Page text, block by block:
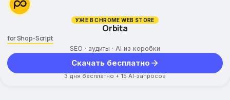
Новости и события
Теги
УЖЕ В CHROME WEB STORE
Orbita
for Shop-Script
SEO · аудиты · AI из коробки
Скачать бесплатно
3 дня бесплатно + 15 AI-запросов